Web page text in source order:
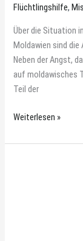
Flüchtlingshilfe,
Über die Situation
Moldawien sind die
Neben der Angst,
auf moldawisches
Teil der
Weiterlesen »